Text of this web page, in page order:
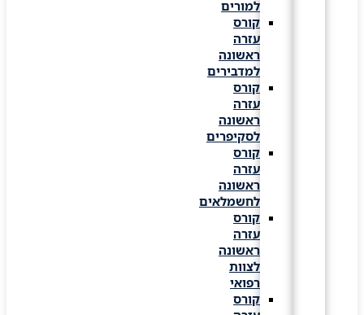
למורים
קורס
עזרה
ראשונה
למדבירים
קורס
עזרה
ראשונה
לסקיפרים
קורס
עזרה
ראשונה
לחשמלאים
קורס
עזרה
ראשונה
לצוות
רפואי
קורס